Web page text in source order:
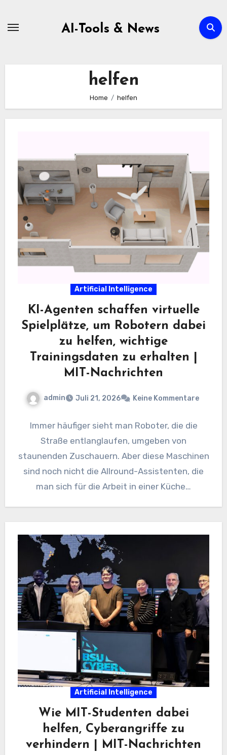
AI-Tools & News
helfen
Home helfen
Artificial Intelligence
KI-Agenten schaffen virtuelle
Spielplätze, um Robotern dabei
zu helfen, wichtige
Trainingsdaten zu erhalten |
MIT-Nachrichten
admin Juli 21, 2026 Keine Kommentare
Immer häufiger sieht man Roboter, die die
Straße entlanglaufen, umgeben von
staunenden Zuschauern. Aber diese Maschinen
sind noch nicht die Allround-Assistenten, die
man sich für die Arbeit in einer Küche…
Artificial Intelligence
Wie MIT-Studenten dabei
helfen, Cyberangriffe zu
verhindern | MIT-Nachrichten